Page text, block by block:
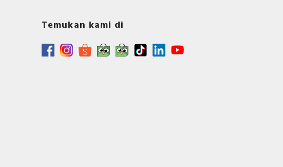
Temukan kami di